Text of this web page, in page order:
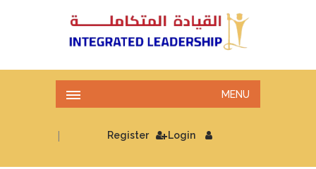
MENU
Login
| Register